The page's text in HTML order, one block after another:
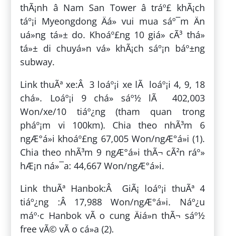
thÃ¡nh â Nam San Tower â tráº£ khÃ¡ch
táº¡i Myeongdong Äá» vui mua sáº¯m Än
uá»ng tá»± do. Khoáº£ng 10 giá» cÃ³ thá»
tá»± di chuyá»n vá» khÃ¡ch sáº¡n báº±ng
subway.
Link thuÃª xe:Â 3 loáº¡i xe lÃ loáº¡i 4, 9, 18
chá». Loáº¡i 9 chá» sáº½ lÃ 402,003
Won/xe/10 tiáº¿ng (tham quan trong
pháº¡m vi 100km). Chia theo nhÃ³m 6
ngÆ°á»i khoáº£ng 67,005 Won/ngÆ°á»i (1).
Chia theo nhÃ³m 9 ngÆ°á»i thÃ¬ cÃ²n ráº»
hÆ¡n ná»¯a: 44,667 Won/ngÆ°á»i.
Link thuÃª Hanbok:Â GiÃ¡ loáº¡i thuÃª 4
tiáº¿ng :Â 17,988 Won/ngÆ°á»i. Náº¿u
máº·c Hanbok vÃ o cung Äiá»n thÃ¬ sáº½
free vÃ© vÃ o cá»­a (2).